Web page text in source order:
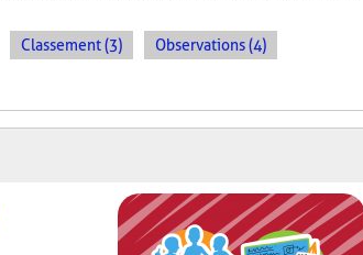
Classement (3) Observations (4)